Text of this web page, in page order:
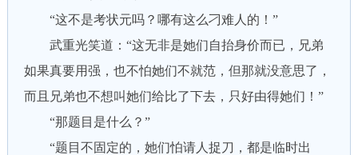
“这不是考状元吗？哪有这么刁难人的！”
武重光笑道：“这无非是她们自抬身价而已，兄弟
如果真要用强，也不怕她们不就范，但那就没意思了，
而且兄弟也不想叫她们给比了下去，只好由得她们！”
“那题目是什么？”
“题目不固定的，她们怕请人捉刀，都是临时出